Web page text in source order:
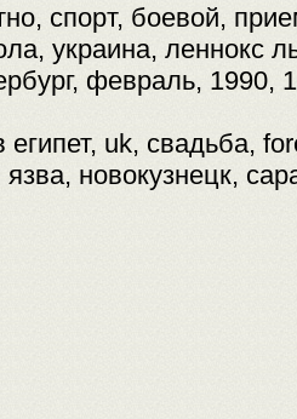
спорт, боевой,
украина, леннокс
февраль, 1990,
uk, свадьба,
новокузнецк,